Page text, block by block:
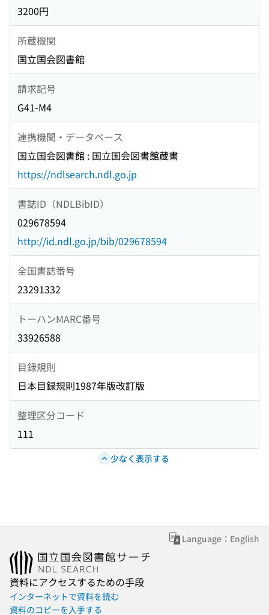
3200円
所蔵機関
国立国会図書館
請求記号
G41-M4
連携機関・データベース
国立国会図書館 : 国立国会図書館蔵書
https://ndlsearch.ndl.go.jp
書誌ID（NDLBibID）
029678594
http://id.ndl.go.jp/bib/029678594
全国書誌番号
23291332
トーハンMARC番号
33926588
目録規則
日本目録規則1987年版改訂版
整理区分コード
111
少なく表示する
Language：English
資料にアクセスするための手段
インターネットで資料を読む
資料のコピーを入手する